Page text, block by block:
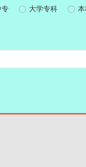
专 ꀐ 大学专科 ꀐ